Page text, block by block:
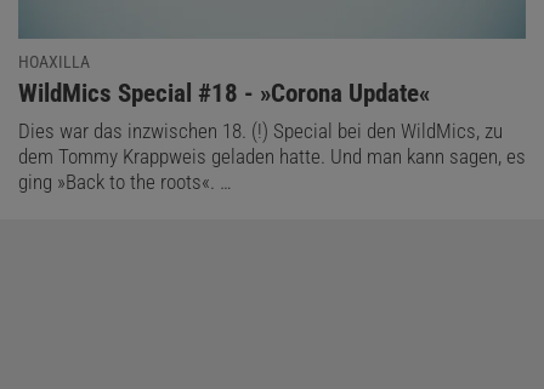
HOAXILLA
:
WildMics Special #18 - »Corona Update«
Dies war das inzwischen 18. (!) Special bei den WildMics, zu
dem Tommy Krappweis geladen hatte. Und man kann sagen, es
ging »Back to the roots«. …